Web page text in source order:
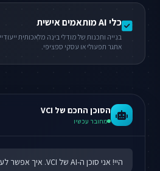
הסוכן החכם של VCI
מחובר עכשיו
היי! אני סוכן ה-AI של VCI. איך אפשר לעזור?
כלי AI מותאמים אישית
בנייה ותכנות של מודלי בינה מלאכותית
אתגר תפעולי או עסקי ספציפי.